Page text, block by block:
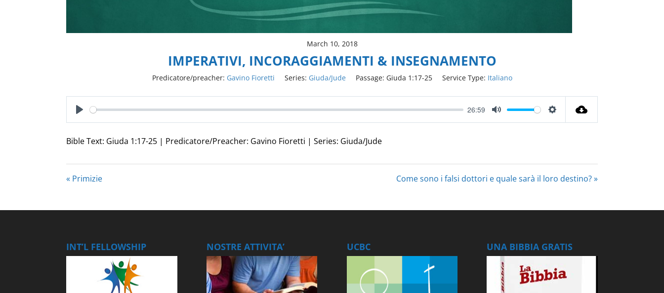
March 10, 2018
IMPERATIVI, INCORAGGIAMENTI & INSEGNAMENTO
Predicatore/preacher: Gavino Fioretti Series: Giuda/Jude Passage: Giuda 1:17-25 Service Type: Italiano
Play
26:59
Mute Settings
Bible Text: Giuda 1:17-25 | Predicatore/Preacher: Gavino Fioretti | Series: Giuda/Jude
« Primizie Come sono i falsi dottori e quale sarà il loro destino? »
INT’L FELLOWSHIP NOSTRE ATTIVITA’ UCBC UNA BIBBIA GRATIS